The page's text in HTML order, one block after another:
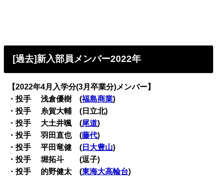
[過去]新入部員メンバー2022年
【2022年4月入学分(3月卒業分)メンバー】
・投手 浅倉優樹 (福島商業)
・投手 糸賀大輔 (日立北)
・投手 大土井颯 (尾道)
・投手 羽田直也 (藤代)
・投手 平田竜健 ( 日大豊山)
・投手 堀拓斗 (逗子)
・投手 的野健太 (東海大高輪台)